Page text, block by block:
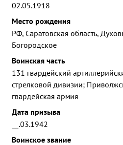
02.05.1918
Место рождения
РФ, Саратовская область,
Богородское
Воинская часть
131 гвардейский
стрелковой дивизии;
гвардейская армия
Дата призыва
__.03.1942
Воинское звание